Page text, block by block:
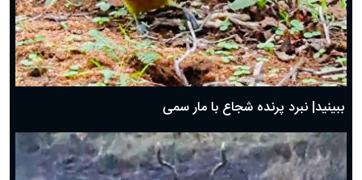
ببینید| نبرد پرنده شجاع با مار سمی